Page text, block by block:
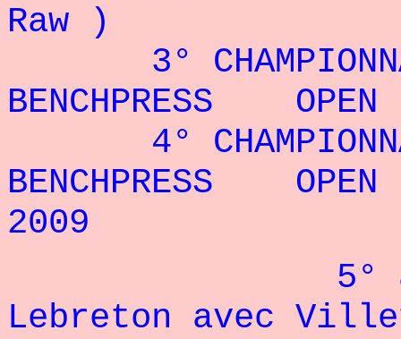
Raw )
3°
BENCHPRESS
4°
BENCHPRESS
2009
5°
Lebreton avec